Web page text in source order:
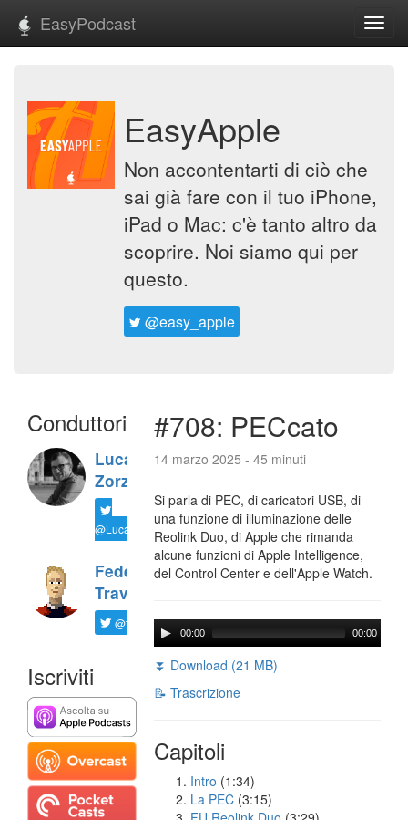
EasyPodcast
EasyApple
Non accontentarti di ciò che
sai già fare con il tuo iPhone,
iPad o Mac: c'è tanto altro da
scoprire. Noi siamo qui per
questo.
@easy_apple
Conduttori
Luca
Zorzi
@LucaTNT
Federico
Travaini
@ftrava
Iscriviti
#708: PECcato
14 marzo 2025 - 45 minuti
Si parla di PEC, di caricatori USB, di
una funzione di illuminazione delle
Reolink Duo, di Apple che rimanda
alcune funzioni di Apple Intelligence,
del Control Center e dell'Apple Watch.
00:00 00:00
⏬ Download (21 MB)
📝 Trascrizione
Capitoli
Intro (1:34)
La PEC (3:15)